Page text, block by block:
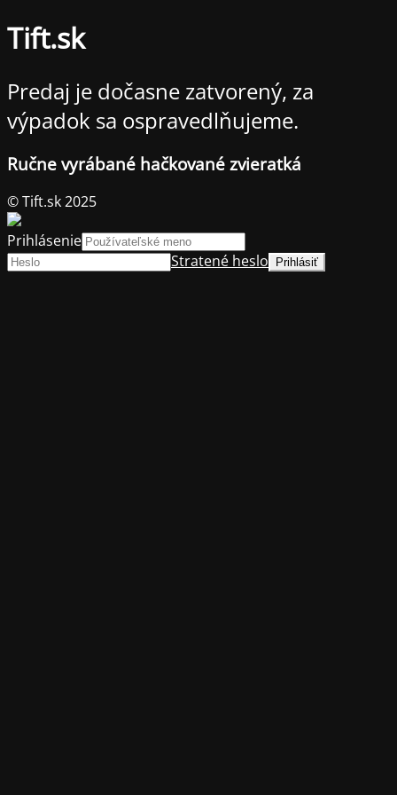
Tift.sk
Predaj je dočasne zatvorený, za
výpadok sa ospravedlňujeme.
Ručne vyrábané hačkované zvieratká
© Tift.sk 2025
Prihlásenie
Stratené heslo